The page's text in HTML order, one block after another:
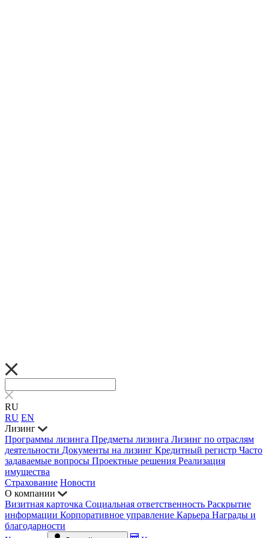
RU
RU EN
Лизинг
Программы лизинга Предметы лизинга Лизинг по отраслям
деятельности Документы на лизинг Кредитный регистр Часто
задаваемые вопросы Проектные решения Реализация
имущества
Страхование Новости
О компании
Визитная карточка Социальная ответственность Раскрытие
информации Корпоративное управление Карьера Награды и
благодарности